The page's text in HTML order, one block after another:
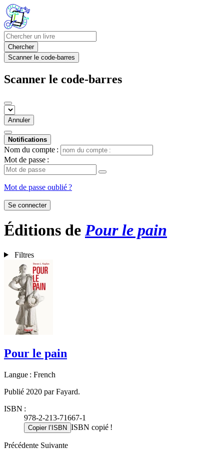
Chercher
Scanner le code-barres
Scanner le code-barres
Annuler
Notifications
Nom du compte :
Mot de passe :
Mot de passe oublié ?
Se connecter
Éditions de Pour le pain
Filtres
Pour le pain
Langue : French
Publié 2020 par Fayard.
ISBN :
978-2-213-71667-1
Copier l’ISBN ISBN copié !
Précédente Suivante